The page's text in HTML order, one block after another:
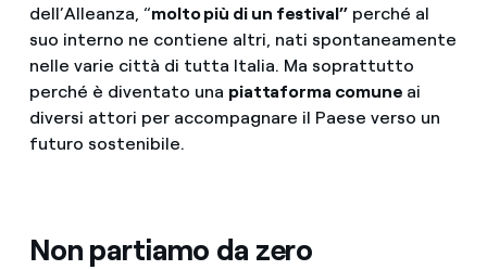
dell’Alleanza, “molto più di un festival”perché al
suo interno ne contiene altri, nati spontaneamente
nelle varie città di tutta Italia. Ma soprattutto
perché è diventato una piattaforma comune ai
diversi attori per accompagnare il Paese verso un
futuro sostenibile.
Non partiamo da zero